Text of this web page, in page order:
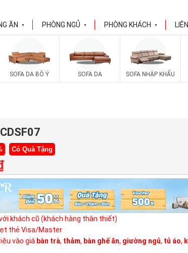
ĂN ▼ PHÒNG NGỦ ▼ PHÒNG KHÁCH ▼
SOFA DA BÒ Ý SOFA DA SOFA NHẬP KHẨU
Có Quà Tặng
khách cũ (khách hàng thân thiết)
thẻ Visa/Master
vào giá bàn trà, thảm, bàn ghế ăn, giường ngủ, tủ áo,